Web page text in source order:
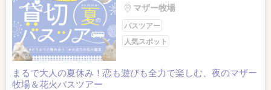
マザー牧場
バスツアー
人気スポット
まるで大人の夏休み！恋も遊びも全力で楽しむ、夜のマザー
牧場＆花火バスツアー